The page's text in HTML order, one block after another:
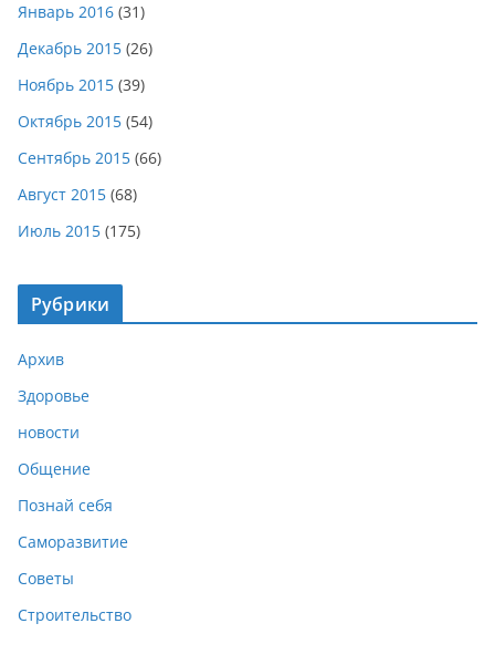
Январь 2016 (31)
Декабрь 2015 (26)
Ноябрь 2015 (39)
Октябрь 2015 (54)
Сентябрь 2015 (66)
Август 2015 (68)
Июль 2015 (175)
Рубрики
Архив
Здоровье
новости
Общение
Познай себя
Саморазвитие
Советы
Строительство